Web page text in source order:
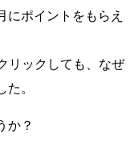
にポイントをもらえ
リックしても、なぜ
。
か？